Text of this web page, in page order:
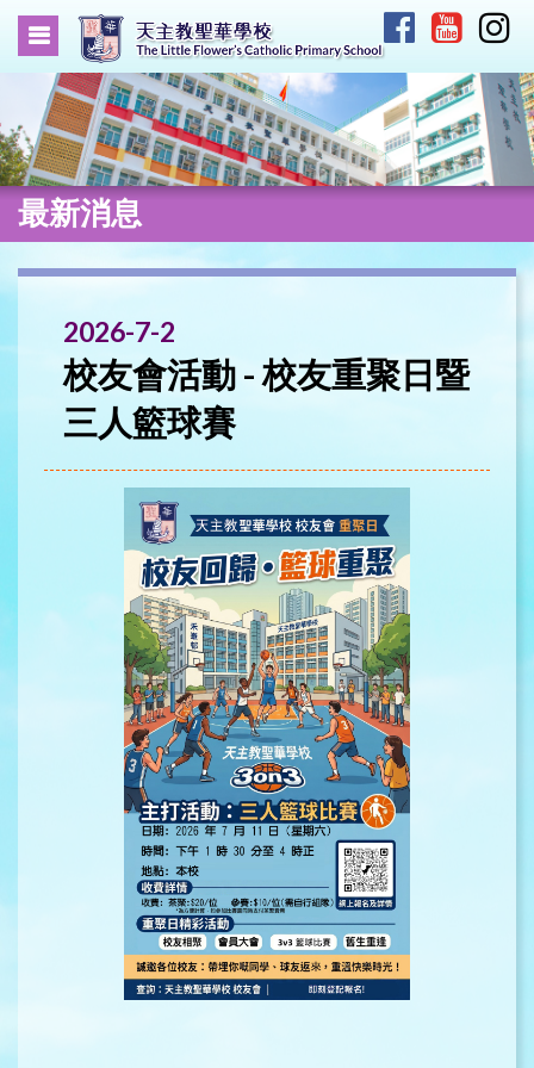
最新消息
2026-7-2
校友會活動 - 校友重聚日暨
三人籃球賽